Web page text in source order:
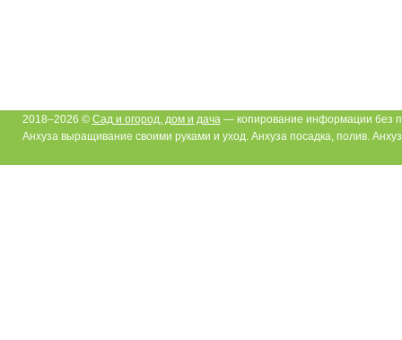
2018–2026 © Сад и огород, дом и дача— копирование информации без
Анхуза выращивание своими руками и уход. Анхуза посадка, полив.